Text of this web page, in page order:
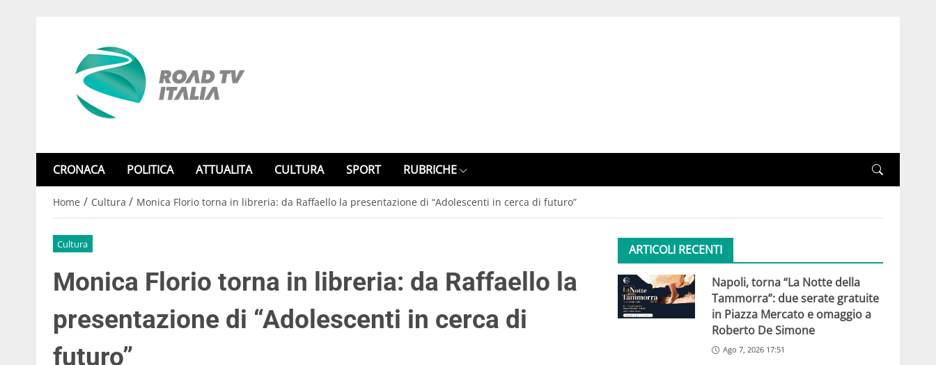
CRONACA POLITICA ATTUALITA CULTURA SPORT RUBRICHE
Home / Cultura / Monica Florio torna in libreria: da Raffaello la presentazione di “Adolescenti in cerca di futuro”
Cultura
Monica Florio torna in libreria: da Raffaello la
presentazione di “Adolescenti in cerca di
futuro”
ARTICOLI RECENTI
Napoli, torna “La Notte della
Tammorra”: due serate gratuite
in Piazza Mercato e omaggio a
Roberto De Simone
Ago 7, 2026 17:51